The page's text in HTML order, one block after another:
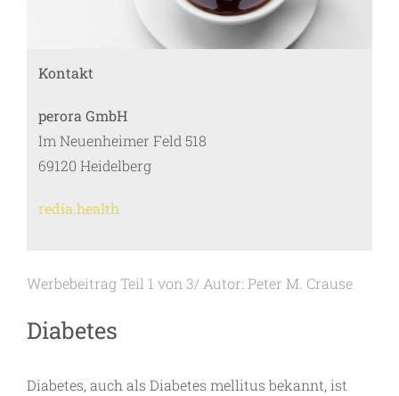
Kontakt
perora GmbH
Im Neuenheimer Feld 518
69120 Heidelberg
redia.health
Werbebeitrag Teil 1 von 3/ Autor: Peter M. Crause
Diabetes
Diabetes, auch als Diabetes mellitus bekannt, ist